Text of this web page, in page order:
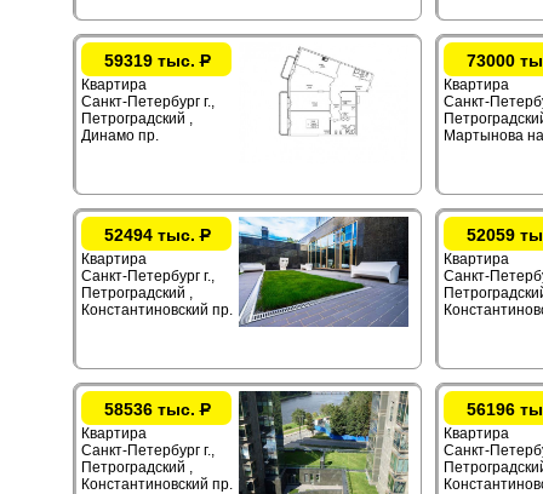
59319 тыс.Р
Квартира
Санкт-Петербург г.,
Петроградский ,
Динамо пр.
73000
Квартира
Санкт-
Мартынова
52494 тыс.Р
Квартира
Санкт-Петербург г.,
Петроградский ,
Константиновский пр.
52059
Квартира
Санкт-
58536 тыс.Р
Квартира
Санкт-Петербург г.,
Петроградский ,
Константиновский пр.
56196
Квартира
Санкт-